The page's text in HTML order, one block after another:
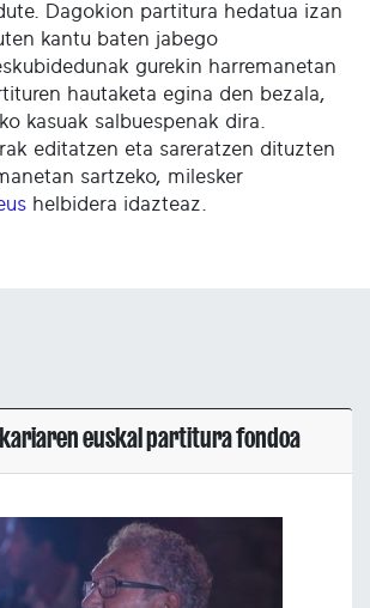
Dagokion partitura hedatua izan
kantu baten jabego
gurekin harremanetan
hautaketa egina den bezala,
kasuak salbuespenak dira.
editatzen eta sareratzen dituzten
sartzeko, milesker
helbidera idazteaz.
euskal partitura fondoa